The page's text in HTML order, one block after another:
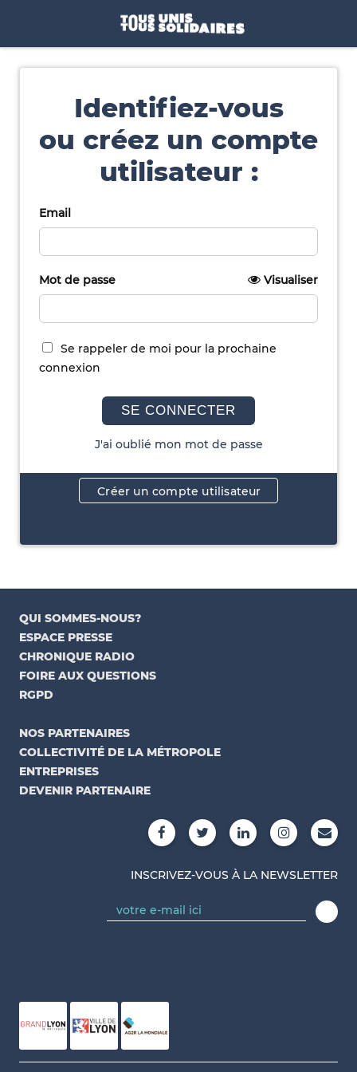
Identifiez-vous
ou créez un compte
utilisateur :
Email
Mot de passe Visualiser
Se rappeler de moi pour la prochaine
connexion
SE CONNECTER
J'ai oublié mon mot de passe
Créer un compte utilisateur
QUI SOMMES-NOUS?
ESPACE PRESSE
CHRONIQUE RADIO
FOIRE AUX QUESTIONS
RGPD
NOS PARTENAIRES
COLLECTIVITÉ DE LA MÉTROPOLE
ENTREPRISES
DEVENIR PARTENAIRE
INSCRIVEZ-VOUS À LA NEWSLETTER